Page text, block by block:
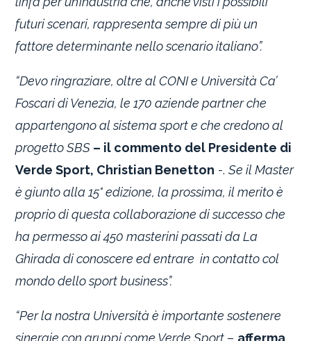
futuri scenari, rappresenta sempre di più un
fattore determinante nello scenario italiano”.
“Devo ringraziare, oltre al CONI e Università Ca’
Foscari di Venezia, le 170 aziende partner che
appartengono al sistema sport e che credono al
progetto SBS – il commento del Presidente di
Verde Sport, Christian Benetton -.Se il Master
è giunto alla 15° edizione, la prossima, il merito è
proprio di questa collaborazione di successo che
ha permesso ai 450 masterini passati da La
Ghirada di conoscere ed entrare in contatto col
mondo dello sport business”.
“Per la nostra Università è importante sostenere
sinergie con gruppi come Verde Sport – afferma